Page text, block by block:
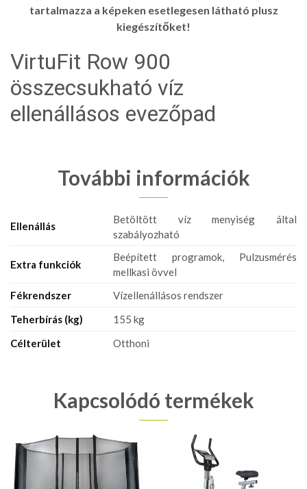
tartalmazza a képeken esetlegesen látható plusz
kiegészítőket!
VirtuFit Row 900
összecsukható víz
ellenállásos evezőpad
További információk
Ellenállás
Betöltött víz menyiség által
szabályozható
Extra funkciók
Beépített programok, Pulzusmérés
mellkasi övvel
Fékrendszer
Vízellenállásos rendszer
Teherbírás (kg)
155 kg
Célterület
Otthoni
Kapcsolódó termékek